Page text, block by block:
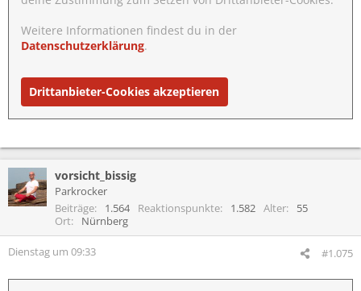
Weitere Informationen findest du in der
Datenschutzerklärung.
Drittanbieter-Cookies akzeptieren
vorsicht_bissig
Parkrocker
Beiträge
1.564 Reaktionspunkte 1.582 Alter
55
Ort
Nürnberg
Dienstag um 09:33 #1.075